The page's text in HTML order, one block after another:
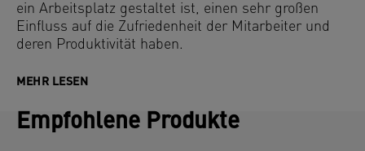
ein Arbeitsplatz gestaltet ist, einen sehr großen
Einfluss auf die Zufriedenheit der Mitarbeiter und
deren Produktivität haben.
MEHR LESEN
Empfohlene Produkte